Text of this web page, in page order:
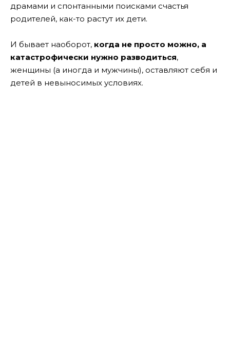
драмами и спонтанными поисками счастья
родителей, как-то растут их дети.
И бывает наоборот, когда не просто можно, а
катастрофически нужно разводиться,
женщины (а иногда и мужчины), оставляют себя и
детей в невыносимых условиях.